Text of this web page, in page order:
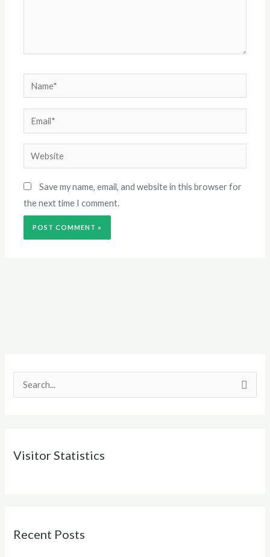
Name*
Email*
Website
Save my name, email, and website in this browser for
the next time I comment.
c
Visitor Statistics
Recent Posts